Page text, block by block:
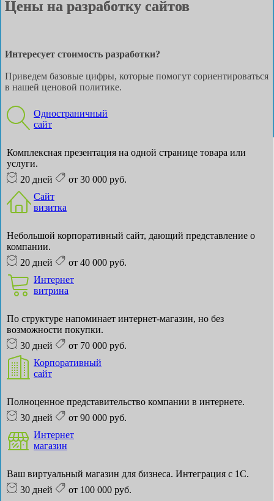
Цены на разработку сайтов
Интересует стоимость разработки?
Приведем базовые цифры, которые помогут сориентироваться
в нашей ценовой политике.
Одностраничный
сайт
Комплексная презентация на одной странице товара или
услуги.
20 дней
от 30 000 руб.
Сайт
визитка
Небольшой корпоративный сайт, дающий представление о
компании.
20 дней
от 40 000 руб.
Интернет
витрина
По структуре напоминает интернет-магазин, но без
возможности покупки.
30 дней
от 70 000 руб.
Корпоративный
сайт
Полноценное представительство компании в интернете.
30 дней
от 90 000 руб.
Интернет
магазин
Ваш виртуальный магазин для бизнеса. Интеграция с 1С.
30 дней
от 100 000 руб.